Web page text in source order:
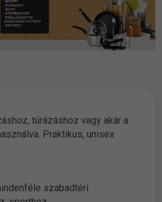
túrázáshoz vagy akár a
Praktikus, unisex
szabadtéri